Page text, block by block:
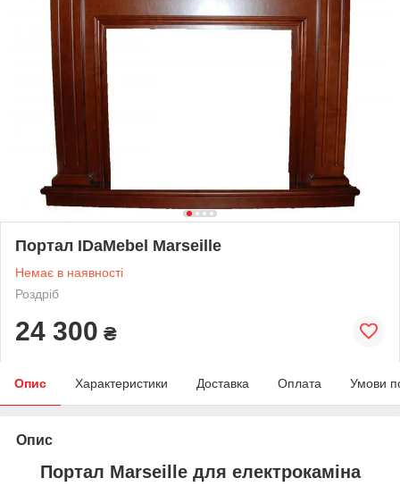
Портал IDaMebel Marseille
Немає в наявності
Роздріб
24 300 ₴
Опис Характеристики Доставка Оплата Умови
Опис
Портал Marseille для електрокаміна